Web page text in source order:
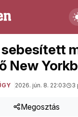
New
2026. jún. 8. 22:03 3
Megosztás